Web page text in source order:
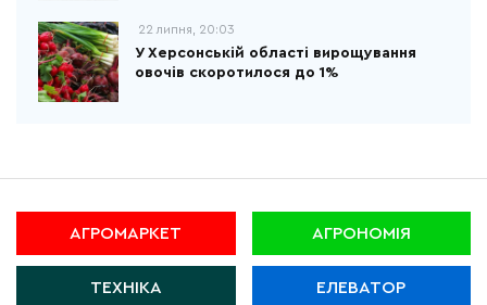
22 липня, 20:03
У Херсонській області вирощування
овочів скоротилося до 1%
АГРОМАРКЕТ АГРОНОМІЯ
ТЕХНІКА ЕЛЕВАТОР